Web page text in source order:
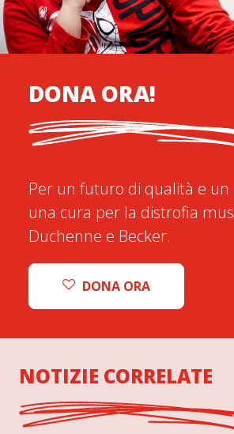
DONA ORA!
Per un futuro di qualità e un
una cura per la distrofia
Duchenne e Becker.
DONA ORA
NOTIZIE CORRELATE